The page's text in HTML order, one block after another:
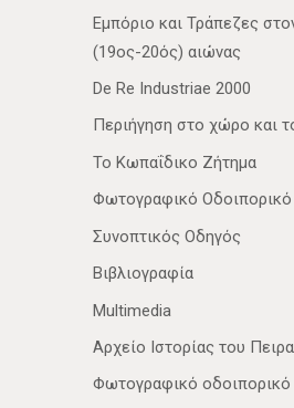
Εμπόριο και Τράπεζες
(19ος-20ός) αιώνας
De Re Industriae 2000
Περιήγηση στο χώρο και
Το Κωπαΐδικο Ζήτημα
Φωτογραφικό
Συνοπτικός Οδηγός
Βιβλιογραφία
Multimedia
Αρχείο Ιστορίας του
Φωτογραφικό οδοιπορικό